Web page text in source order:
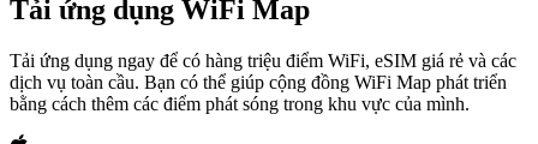
Tải ứng dụng WiFi Map
Tải ứng dụng ngay để có hàng triệu điểm WiFi, eSIM giá rẻ và các
dịch vụ toàn cầu. Bạn có thể giúp cộng đồng WiFi Map phát triển
bằng cách thêm các điểm phát sóng trong khu vực của mình.